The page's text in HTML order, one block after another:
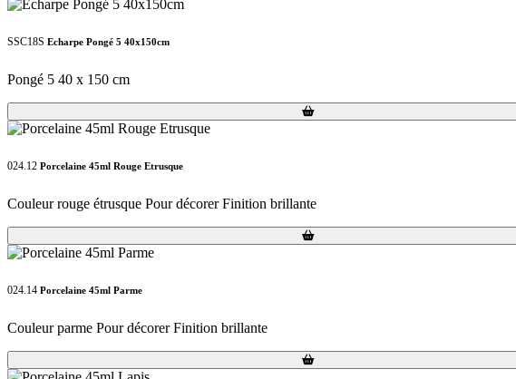
SSC18S Echarpe Pongé 5 40x150cm
Pongé 5 40 x 150 cm
Loading...
Loading...
024.12 Porcelaine 45ml Rouge Etrusque
Couleur rouge étrusque Pour décorer Finition brillante
Loading...
Loading...
024.14 Porcelaine 45ml Parme
Couleur parme Pour décorer Finition brillante
Loading...
Loading...